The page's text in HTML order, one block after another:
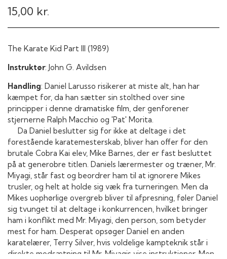
15,00 kr.
The Karate Kid Part III (1989)
Instruktør: John G. Avildsen
Handling: Daniel Larusso risikerer at miste alt, han har
kæmpet for, da han sætter sin stolthed over sine
principper i denne dramatiske film, der genforener
stjernerne Ralph Macchio og 'Pat' Morita.
Da Daniel beslutter sig for ikke at deltage i det
forestående karatemesterskab, bliver han offer for den
brutale Cobra Kai elev, Mike Barnes, der er fast besluttet
på at generobre titlen. Daniels lærermester og træner, Mr.
Miyagi, står fast og beordrer ham til at ignorere Mikes
trusler, og helt at holde sig væk fra turneringen. Men da
Mikes uophørlige overgreb bliver til afpresning, føler Daniel
sig tvunget til at deltage i konkurrencen, hvilket bringer
ham i konflikt med Mr. Miyagi, den person, som betyder
mest for ham. Desperat opsøger Daniel en anden
karatelærer, Terry Silver, hvis voldelige kampteknik står i
direkte modsætning til Mr. Miyagis vise instruktioner. Men